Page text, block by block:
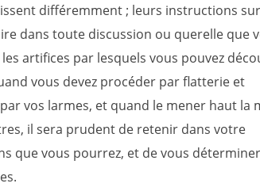
différemment ; leurs instructions
dans toute discussion ou querelle que
artifices par lesquels vous pouvez
vous devez procéder par flatterie et
vos larmes, et quand le mener haut la
il sera prudent de retenir dans votre
que vous pourrez, et de vous